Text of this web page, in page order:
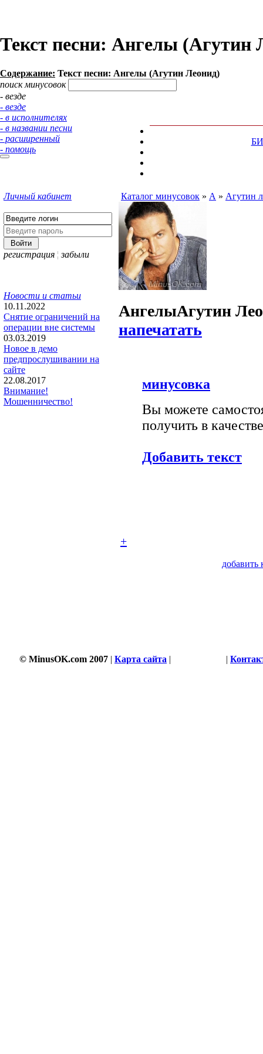
Текст песни: Ангелы (Агутин
Содержание: Текст песни: Ангелы (Агутин Леонид)
поиск минусовок
- везде
- везде
- в исполнителях
- в названии песни
- расширенный
- помощь
Личный кабинет
регистрация ¦ забыли
Новости и статьи
10.11.2022
Снятие ограничений на
операции вне системы
03.03.2019
Новое в демо
предпрослушивании на
сайте
22.08.2017
Внимание!
Мошенничество!
Каталог минусовок » А » Агутин
АнгелыАгутин
напечатать
минусовка
Вы можете
получить в
Добавить текст
+
добавить
© MinusOK.com 2007 | Карта сайта | |